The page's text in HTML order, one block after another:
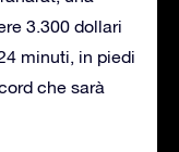
3.300 dollari
minuti, in piedi
che sarà